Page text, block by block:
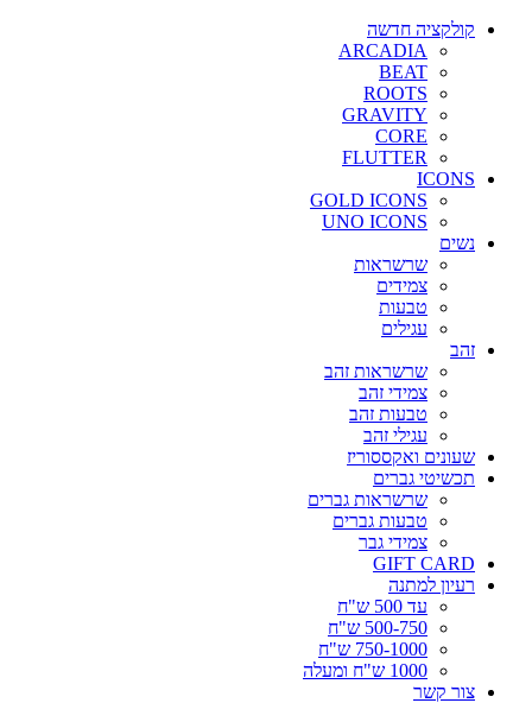
קולקציה חדשה
ARCADIA
BEAT
ROOTS
GRAVITY
CORE
FLUTTER
ICONS
GOLD ICONS
UNO ICONS
נשים
שרשראות
צמידים
טבעות
עגילים
זהב
שרשראות זהב
צמידי זהב
טבעות זהב
עגילי זהב
שעונים ואקססוריז
תכשיטי גברים
שרשראות גברים
טבעות גברים
צמידי גבר
GIFT CARD
רעיון למתנה
עד 500 ש"ח
500-750 ש"ח
750-1000 ש"ח
1000 ש"ח ומעלה
צור קשר